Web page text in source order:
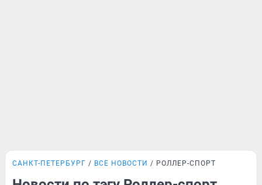
САНКТ-ПЕТЕРБУРГ ВСЕ НОВОСТИ РОЛЛЕР-СПОРТ